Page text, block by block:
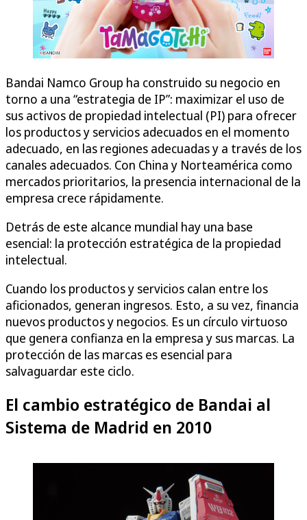
Bandai Namco Group ha construido su negocio en
torno a una “estrategia de IP”: maximizar el uso de
sus activos de propiedad intelectual (PI) para ofrecer
los productos y servicios adecuados en el momento
adecuado, en las regiones adecuadas y a través de los
canales adecuados. Con China y Norteamérica como
mercados prioritarios, la presencia internacional de la
empresa crece rápidamente.
Detrás de este alcance mundial hay una base
esencial: la protección estratégica de la propiedad
intelectual.
Cuando los productos y servicios calan entre los
aficionados, generan ingresos. Esto, a su vez, financia
nuevos productos y negocios. Es un círculo virtuoso
que genera confianza en la empresa y sus marcas. La
protección de las marcas es esencial para
salvaguardar este ciclo.
El cambio estratégico de Bandai al
Sistema de Madrid en 2010